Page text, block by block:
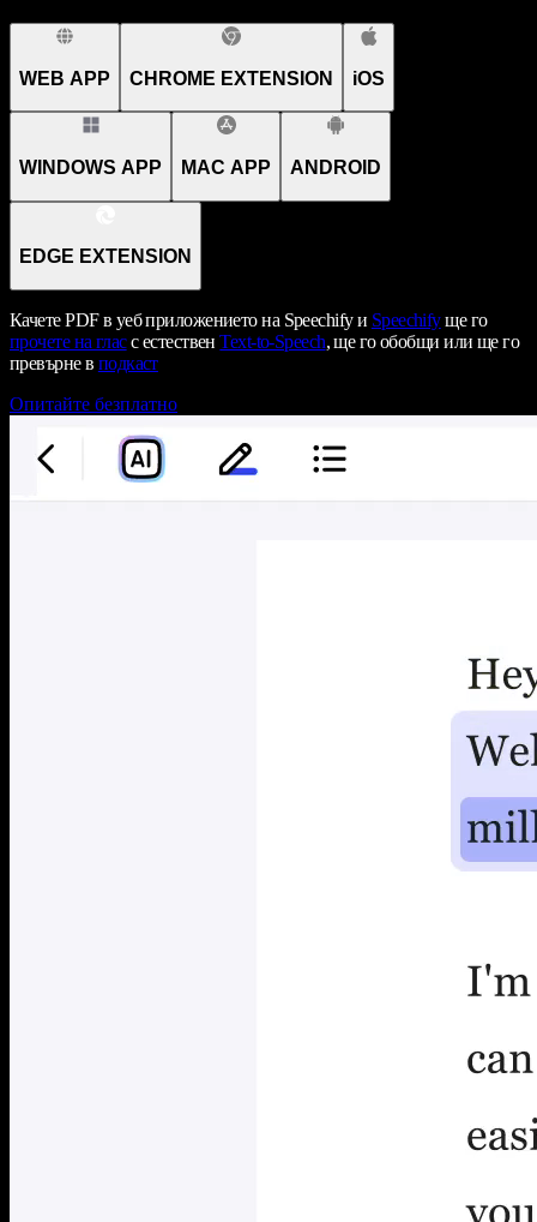
WEB APP CHROME EXTENSION iOS
WINDOWS APP MAC APP ANDROID
EDGE EXTENSION
Качете PDF в уеб приложението на Speechify и Speechifyще го
прочете на гласс естественText-to-Speech, ще го обобщи или ще го
превърне в подкаст
Опитайте безплатно